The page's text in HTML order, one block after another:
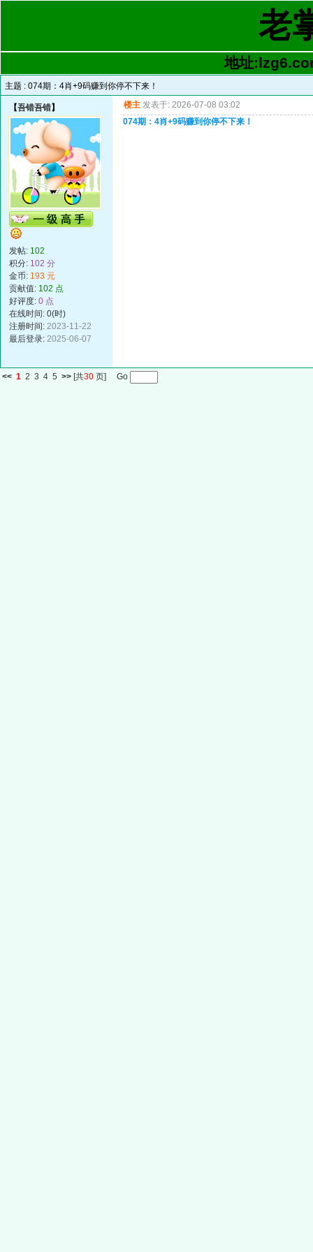
老
地址
主题 : 074期：4肖+9码赚到你停不下来！
【吾错吾错】
发帖: 102
积分: 102 分
金币: 193 元
贡献值: 102 点
好评度: 0 点
在线时间: 0(时)
注册时间: 2023-11-22
最后登录: 2025-06-07
楼主 发表于: 2026-07-08 03:02
074期：4肖+9码赚到你停不下来！
<< 1 2 3 4 5 >> [共30 页] Go